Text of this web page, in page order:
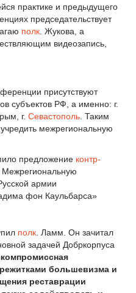
практике и предыдущего
председательствует
полк . Жукова, а
видеозапись,
присутствуют
субъектов РФ, а именно: г.
г. Севастополь. Таким
межрегиональную
предложение контр-
Межрегиональную
армии
фон Каульбарса»
полк . Ламм. Он зачитал
задачей Добркорпуса
большевизма и
реставрации